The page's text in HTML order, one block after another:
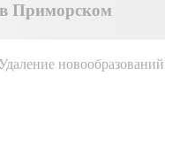
Приморском
Удаление новообразований